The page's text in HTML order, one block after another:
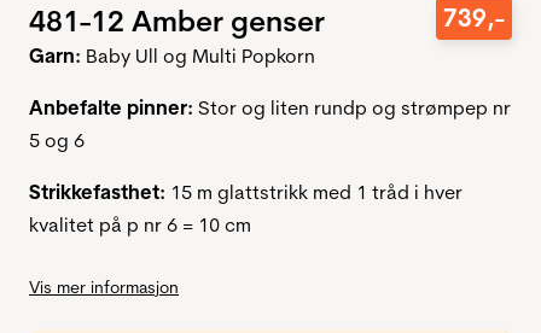
481-12 Amber genser 739,-
Garn: Baby Ull og Multi Popkorn
Anbefalte pinner: Stor og liten rundp og strømpep nr
5 og 6
Strikkefasthet: 15 m glattstrikk med 1 tråd i hver
kvalitet på p nr 6 = 10 cm
Vis mer informasjon